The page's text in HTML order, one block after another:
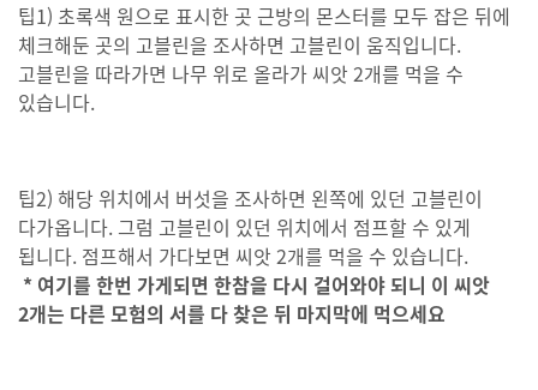
팁1) 초록색 원으로 표시한 곳 근방의 몬스터를 모두 잡은 뒤에
체크해둔 곳의 고블린을 조사하면 고블린이 움직입니다.
고블린을 따라가면 나무 위로 올라가 씨앗 2개를 먹을 수
있습니다.
팁2) 해당 위치에서 버섯을 조사하면 왼쪽에 있던 고블린이
다가옵니다. 그럼 고블린이 있던 위치에서 점프할 수 있게
됩니다. 점프해서 가다보면 씨앗 2개를 먹을 수 있습니다.
* 여기를 한번 가게되면 한참을 다시 걸어와야 되니 이 씨앗
2개는 다른 모험의 서를 다 찾은 뒤 마지막에 먹으세요